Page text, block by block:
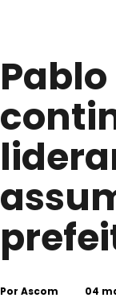
Por Ascom 04